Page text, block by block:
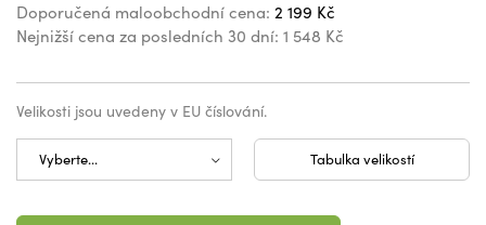
Doporučená maloobchodní cena: 2 199 Kč
Nejnižší cena za posledních 30 dní: 1 548 Kč
Velikosti jsou uvedeny v EU číslování.
Tabulka velikostí